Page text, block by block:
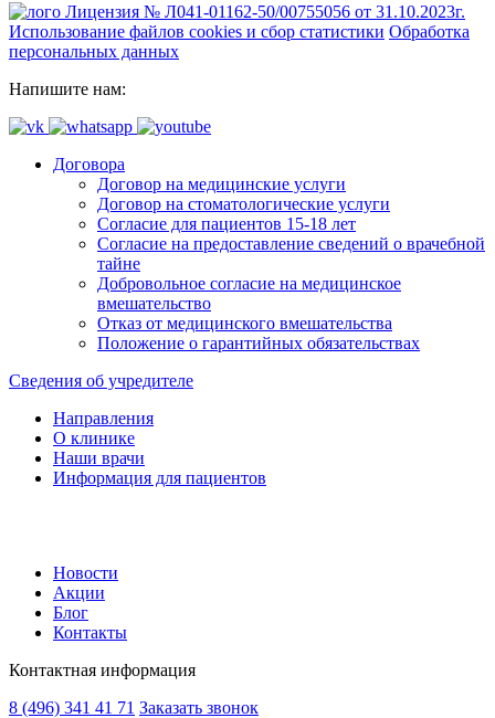
Лицензия № Л041-01162-50/00755056 от 31.10.2023г.
Использование файлов cookies и сбор статистики Обработка
персональных данных
Напишите нам:
Договора
Договор на медицинские услуги
Договор на стоматологические услуги
Согласие для пациентов 15-18 лет
Согласие на предоставление сведений о врачебной
тайне
Добровольное согласие на медицинское
вмешательство
Отказ от медицинского вмешательства
Положение о гарантийных обязательствах
Сведения об учредителе
Направления
О клинике
Наши врачи
Информация для пациентов
Новости
Акции
Блог
Контакты
Контактная информация
8 (496) 341 41 71 Заказать звонок